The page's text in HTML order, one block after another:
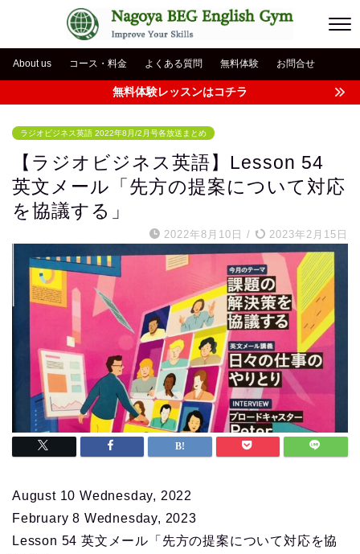
About us コース・料金 よくある質問 無料体験 お問合せ
無料体験レッスンはコチラ
ラジオビジネス英語 2022年8月/2月号各放送まとめ
【ラジオビジネス英語】Lesson 54
英文メール「先方の提案について対応
を協議する」
2022年8月10日 / 2023年2月15日
August 10 Wednesday, 2022
February 8 Wednesday, 2023
Lesson 54 英文メール「先方の提案について対応を協